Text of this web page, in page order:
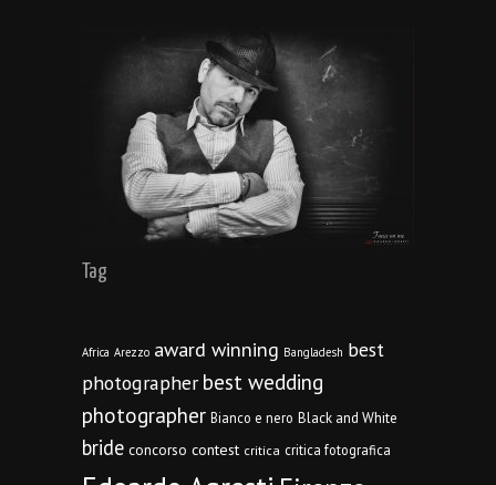
Tag
Africa Arezzo award winning Bangladesh best
photographer best wedding
photographer Bianco e nero Black and White
bride concorso contest critica critica fotografica